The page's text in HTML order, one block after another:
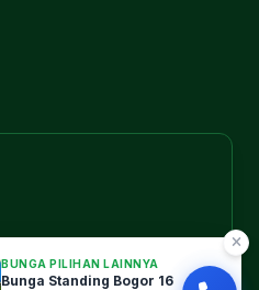
BUNGA PILIHAN LAINNYA
Bunga Standing Bogor 16